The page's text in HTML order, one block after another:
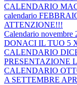
CALENDARIO
calendario
ATTENZIONE!!!
Calendario novembre
DONACI IL TUO 5
CALENDARIO
PRESENTAZIONE
CALENDARIO
A SETTEMBRE